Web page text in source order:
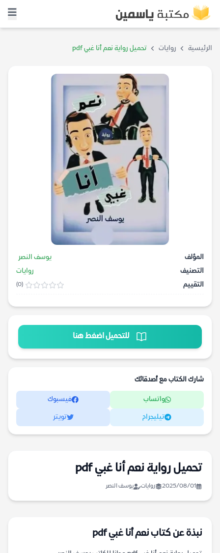
الرئيسية روايات تحميل رواية نعم أنا غبي pdf
المؤلف
يوسف النصر
التصنيف
روايات
التقييم
(0)
للتحميل اضغط هنا
شارك الكتاب مع أصدقائك
واتساب فيسبوك
تيليجرام تويتر
تحميل رواية نعم أنا غبي pdf
2025/08/01 روايات يوسف النصر
نبذة عن كتاب نعم أنا غبي pdf